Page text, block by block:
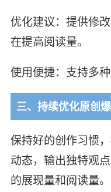
优化建议：提供修
在提高阅读量。
使用便捷：支持多
三、持续优化原创
保持好的创作习惯
动态，输出独特观
的展现量和阅读量。